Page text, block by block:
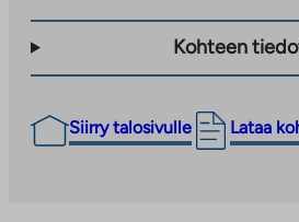
Kohteen
Siirry talosivulle Lataa
Linkki
vie